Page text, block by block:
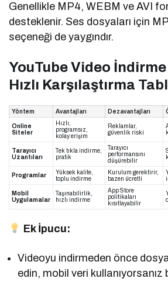
Genellikle MP4, WEBM ve AVI
desteklenir. Ses dosyaları için
seçeneği de yaygındır.
YouTube Video
Hızlı Karşılaştırma
Yöntem Avantajları Dezavantajları
Online
Siteler
Hızlı,
programsız,
kolay erişim
Reklamlar,
güvenlik riski
Tarayıcı
Uzantıları
Tek tıkla indirme,
pratik
Tarayıcı
performansını
düşürebilir
Programlar
Yüksek kalite,
toplu indirme
Kurulum gerektirir,
bazen ücretli
Mobil
Uygulamalar
Taşınabilirlik,
hızlı indirme
App Store
politikaları
kısıtlayabilir
Ek İpucu:
Videoyu indirmeden önce
edin, mobil veri